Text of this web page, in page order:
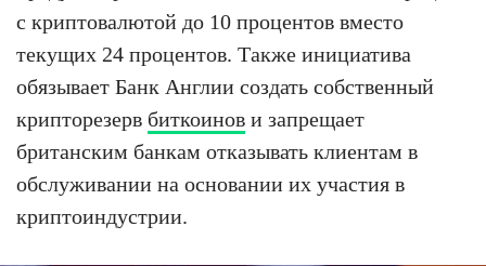
с криптовалютой до 10 процентов вместо
текущих 24 процентов. Также инициатива
обязывает Банк Англии создать собственный
крипторезерв биткоинов и запрещает
британским банкам отказывать клиентам в
обслуживании на основании их участия в
криптоиндустрии.